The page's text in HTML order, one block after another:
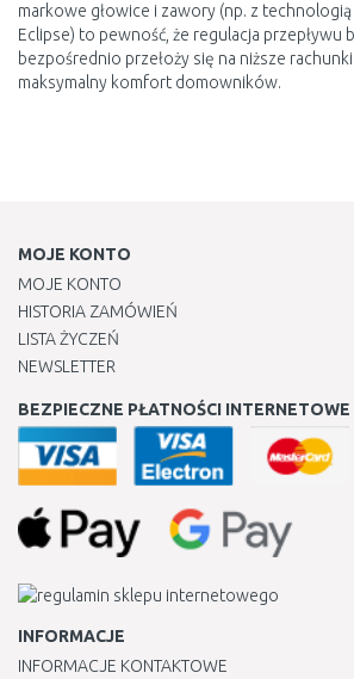
markowe głowice i zawory (np. z
Eclipse) to pewność, że regulacja przepływu
bezpośrednio przełoży się na niższe
maksymalny komfort domowników.
MOJE KONTO
MOJE KONTO
HISTORIA ZAMÓWIEŃ
LISTA ŻYCZEŃ
NEWSLETTER
BEZPIECZNE PŁATNOŚCI INTERNETOWE
INFORMACJE
INFORMACJE KONTAKTOWE